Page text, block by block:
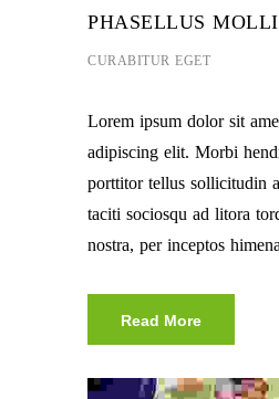
PHASELLUS
CURABITUR EGET
Lorem ipsum dolor sit
adipiscing elit. Morbi
porttitor tellus sollicitudin
taciti sociosqu ad litora
nostra, per inceptos
Read More